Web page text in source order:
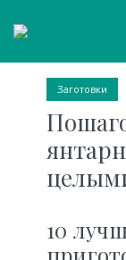
Заготовки
10